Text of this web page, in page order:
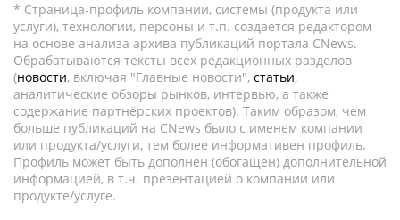
* Страница-профиль компании, системы (продукта или
услуги), технологии, персоны и т.п. создается редактором
на основе анализа архива публикаций портала CNews.
Обрабатываются тексты всех редакционных разделов
(новости, включая "Главные новости", статьи,
аналитические обзоры рынков, интервью, а также
содержание партнёрских проектов). Таким образом, чем
больше публикаций на CNews было с именем компании
или продукта/услуги, тем более информативен профиль.
Профиль может быть дополнен (обогащен) дополнительной
информацией, в т.ч. презентацией о компании или
продукте/услуге.